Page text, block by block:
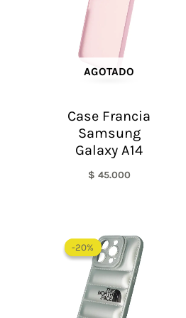
AGOTADO
Case Francia
Samsung
Galaxy A14
$ 45.000
-20%
-20%
precio
original
era:
$ 60.000.